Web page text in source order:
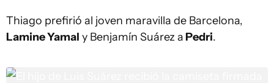
Thiago prefirió al joven maravilla de Barcelona,
Lamine Yamal y Benjamín Suárez a Pedri.